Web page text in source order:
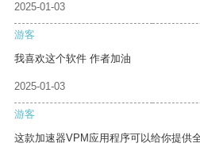
2025-01-03
游客
我喜欢这个软件 作者加油
2025-01-03
游客
这款加速器VPM应用程序可以给你提供